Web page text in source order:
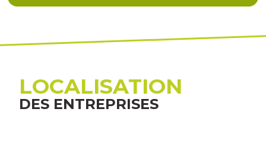
LOCALISATION
DES ENTREPRISES